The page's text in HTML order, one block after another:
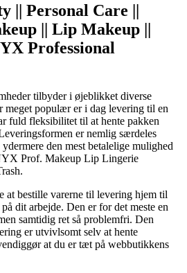
|| Personal Care ||
|| Lip Makeup ||
Professional
tilbyder i øjeblikket diverse
meget populær er i dag levering til en
fuld fleksibilitet til at hente pakken
er nemlig særdeles
den mest betalelige mulighed
Prof. Makeup Lip Lingerie
at bestille varerne til levering hjem til
dit arbejde. Den er for det meste en
samtidig ret så problemfri. Den
er utvivlsomt selv at hente
at du er tæt på webbutikkens